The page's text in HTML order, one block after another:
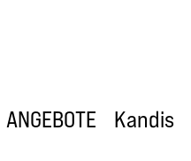
ANGEBOTE Kandis